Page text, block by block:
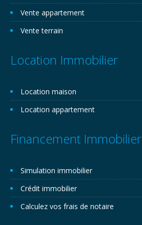
Vente appartement
Vente terrain
Location Immobilier
Location maison
Location appartement
Financement Immobilier
Simulation immobilier
Crédit immobilier
Calculez vos frais de notaire